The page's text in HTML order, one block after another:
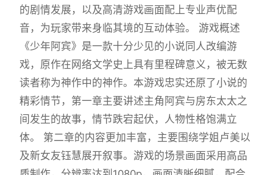
的剧情发展，以及高清游戏画面配上专业声优配
音，为玩家带来身临其境的互动体验。 游戏概述
《少年阿宾》是一款十分少见的小说同人改编游
戏，原作在网络文学史上具有里程碑意义，被无数
读者称为神作中的神作。本游戏忠实还原了小说的
精彩情节，第一章主要讲述主角阿宾与房东太太之
间发生的故事，情节跌宕起伏，人物性格饱满立
体。 第二章的内容更加丰富，主要围绕学姐卢美以
及新女友钰慧展开叙事。游戏的场景画面采用高品